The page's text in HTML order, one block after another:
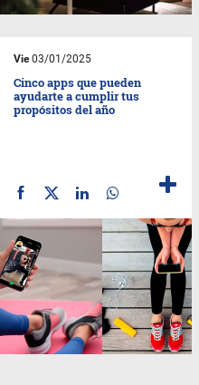
Vie03/01/2025
Cinco apps que pueden
ayudarte a cumplir tus
propósitos del año